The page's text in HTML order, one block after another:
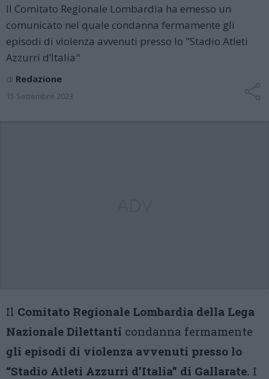
Il Comitato Regionale Lombardia ha emesso un
comunicato nel quale condanna fermamente gli
episodi di violenza avvenuti presso lo "Stadio Atleti
Azzurri d’Italia"
di Redazione
15 Settembre 2023
Il Comitato Regionale Lombardia della Lega
Nazionale Dilettanti condanna fermamente
gli episodi di violenza avvenuti presso lo
“Stadio Atleti Azzurri d’Italia” di Gallarate. I